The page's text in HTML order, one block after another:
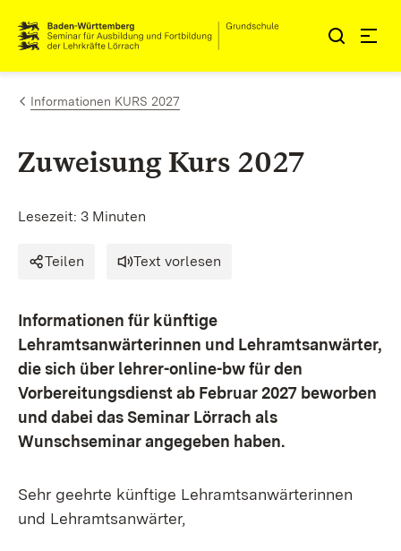
Zum Inhalt springen
Link zur Startseite
Informationen KURS 2027
Zuweisung Kurs 2027
Lesezeit: 3 Minuten
Teilen Text vorlesen
Informationen für künftige
Lehramtsanwärterinnen und Lehramtsanwärter,
die sich über lehrer-online-bw für den
Vorbereitungsdienst ab Februar 2027 beworben
und dabei das Seminar Lörrach als
Wunschseminar angegeben haben.
Sehr geehrte künftige Lehramtsanwärterinnen
und Lehramtsanwärter,